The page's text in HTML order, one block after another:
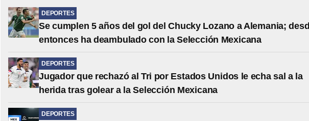
DEPORTES
Se cumplen 5 años del gol del Chucky Lozano a Alemania;
entonces ha deambulado con la Selección Mexicana
DEPORTES
Jugador que rechazó al Tri por Estados Unidos le echa sal a la
herida tras golear a la Selección Mexicana
DEPORTES